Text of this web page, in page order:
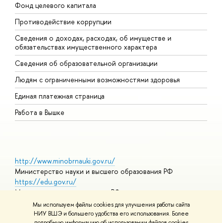
Мы используем файлы cookies для улучшения работы сайта
НИУ ВШЭ и большего удобства его использования. Более
Фонд целевого капитала
Противодействие коррупции
Сведения о доходах, расходах, об имуществе и
обязательствах имущественного характера
Сведения об образовательной организации
Людям с ограниченными возможностями здоровья
Единая платежная страница
Работа в Вышке
http://www.minobrnauki.gov.ru/
Министерство науки и высшего образования РФ
https://edu.gov.ru/
Министерство просвещения РФ
https://elearning.hse.ru/mooc
Массовые открытые онлайн-курсы